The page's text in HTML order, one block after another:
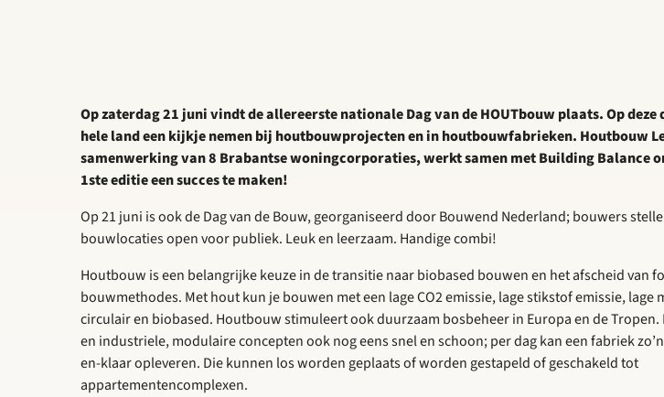
Op zaterdag 21 juni vindt de allereerste nationale Dag van de HOUTbouw plaats. Op deze
hele land een kijkje nemen bij houtbouwprojecten en in houtbouwfabrieken. Houtbouw
samenwerking van 8 Brabantse woningcorporaties, werkt samen met Building Balance
1ste editie een succes te maken!
Op 21 juni is ook de Dag van de Bouw, georganiseerd door Bouwend Nederland; bouwers
bouwlocaties open voor publiek. Leuk en leerzaam. Handige combi!
Houtbouw is een belangrijke keuze in de transitie naar biobased bouwen en het afscheid van
bouwmethodes. Met hout kun je bouwen met een lage CO2 emissie, lage stikstof emissie, lage
circulair en biobased. Houtbouw stimuleert ook duurzaam bosbeheer in Europa en de Tropen.
en industriele, modulaire concepten ook nog eens snel en schoon; per dag kan een fabriek
en-klaar opleveren. Die kunnen los worden geplaats of worden gestapeld of geschakeld tot
appartementencomplexen.